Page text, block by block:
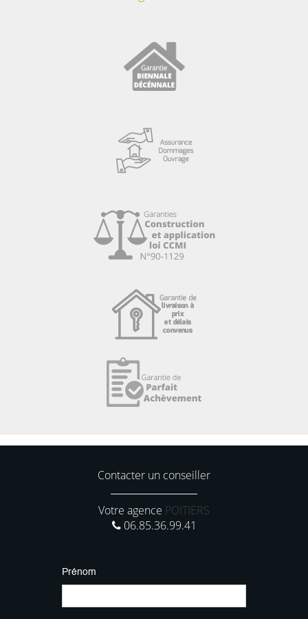
Contacter un conseiller
Votre agence POITIERS
06.85.36.99.41
Prénom